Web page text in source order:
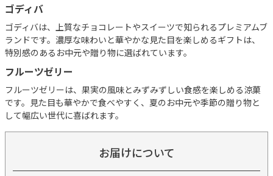
ゴディバ
ゴディバは、上質なチョコレートやスイーツで知られるプレミアムブ
ランドです。濃厚な味わいと華やかな見た目を楽しめるギフトは、
特別感のあるお中元や贈り物に選ばれています。
フルーツゼリー
フルーツゼリーは、果実の風味とみずみずしい食感を楽しめる涼菓
です。見た目も華やかで食べやすく、夏のお中元や季節の贈り物と
して幅広い世代に喜ばれます。
お届けについて